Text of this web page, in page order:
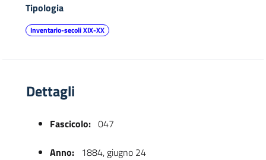
Tipologia
Inventario-secoli XIX-XX
Dettagli
Fascicolo: 047
Anno: 1884, giugno 24